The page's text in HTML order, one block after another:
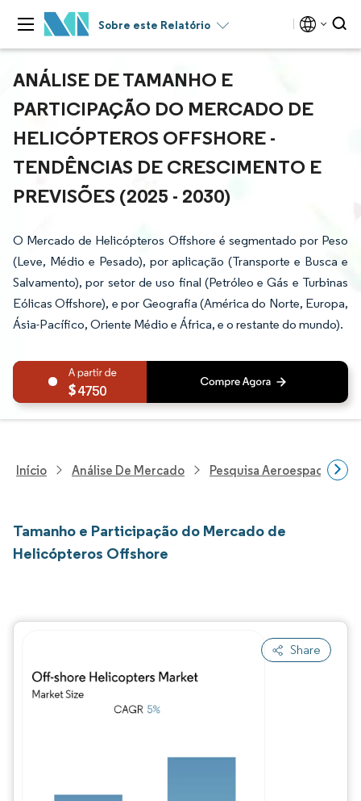
Sobre este Relatório
ANÁLISE DE TAMANHO E
PARTICIPAÇÃO DO MERCADO DE
HELICÓPTEROS OFFSHORE -
TENDÊNCIAS DE CRESCIMENTO E
PREVISÕES (2025 - 2030)
O Mercado de Helicópteros Offshore é segmentado por Peso
(Leve, Médio e Pesado), por aplicação (Transporte e Busca e
Salvamento), por setor de uso final (Petróleo e Gás e Turbinas
Eólicas Offshore), e por Geografia (América do Norte, Europa,
Ásia-Pacífico, Oriente Médio e África, e o restante do mundo).
4750
Início Análise De Mercado Pesquisa Aeroespacial E
Tamanho e Participação do Mercado de
Helicópteros Offshore
Share